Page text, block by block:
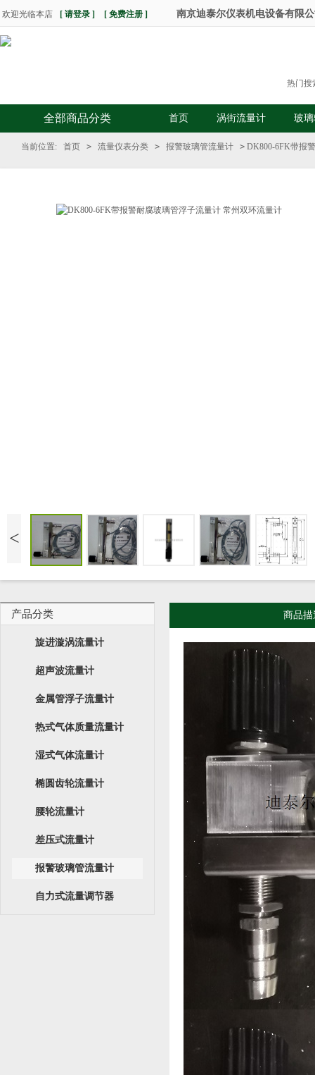
欢迎光临本店 [ 请登录 ] [ 免费注册 ] 南京迪泰尔仪表机电设备有限
热门搜
全部商品分类 首页 涡街流量计 玻
当前位置: 首页 > 流量仪表分类 > 报警玻璃管流量计 > DK800-6FK带报
<
产品分类
旋进漩涡流量计
超声波流量计
金属管浮子流量计
热式气体质量流量计
湿式气体流量计
椭圆齿轮流量计
腰轮流量计
差压式流量计
报警玻璃管流量计
自力式流量调节器
商品描